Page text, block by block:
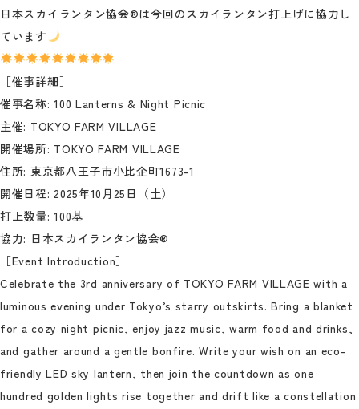
日本スカイランタン協会®は今回のスカイランタン打上げに協力し
ています
［催事詳細］
催事名称: 100 Lanterns & Night Picnic
主催: TOKYO FARM VILLAGE
開催場所: TOKYO FARM VILLAGE
住所: 東京都八王子市小比企町1673-1
開催日程: 2025年10月25日（土）
打上数量: 100基
協力: 日本スカイランタン協会®
［Event Introduction］
Celebrate the 3rd anniversary of TOKYO FARM VILLAGE with a
luminous evening under Tokyo’s starry outskirts. Bring a blanket
for a cozy night picnic, enjoy jazz music, warm food and drinks,
and gather around a gentle bonfire. Write your wish on an eco-
friendly LED sky lantern, then join the countdown as one
hundred golden lights rise together and drift like a constellation